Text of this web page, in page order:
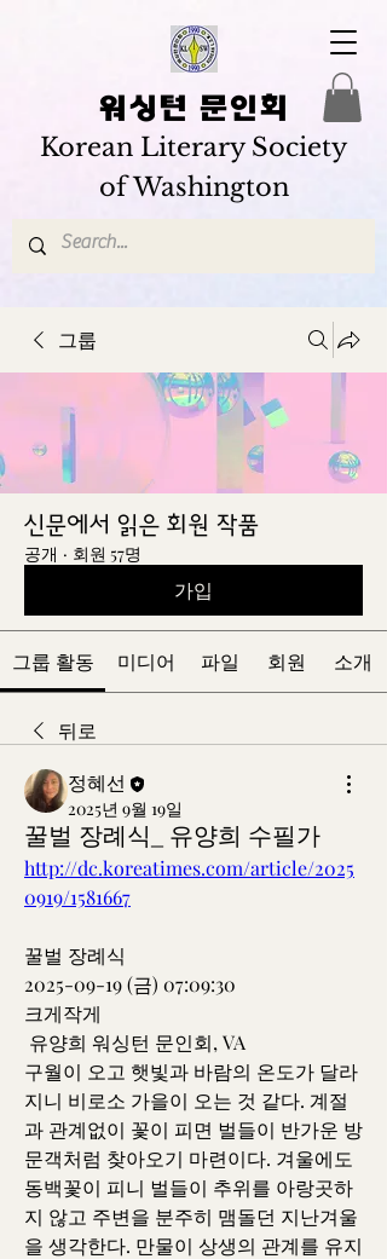
워싱턴 문인회
Korean Literary Society
of Washington
그룹
신문에서 읽은 회원 작품
공개 · 회원 57명
가입
그룹 활동 미디어 파일 회원 소개
뒤로
정혜선
2025년 9월 19일
꿀벌 장례식_ 유양희 수필가
http://dc.koreatimes.com/article/2025
0919/1581667
꿀벌 장례식
2025-09-19 (금) 07:09:30
크게작게
유양희 워싱턴 문인회, VA
구월이 오고 햇빛과 바람의 온도가 달라
지니 비로소 가을이 오는 것 같다. 계절
과 관계없이 꽃이 피면 벌들이 반가운 방
문객처럼 찾아오기 마련이다. 겨울에도
동백꽃이 피니 벌들이 추위를 아랑곳하
지 않고 주변을 분주히 맴돌던 지난겨울
을 생각한다. 만물이 상생의 관계를 유지